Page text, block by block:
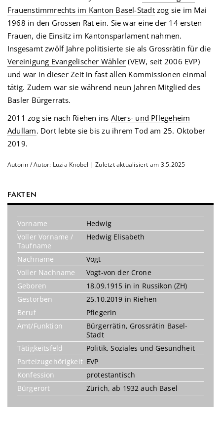
Frauenstimmrechts im Kanton Basel-Stadtzog sie im Mai
1968 in den Grossen Rat ein. Sie war eine der 14 ersten
Frauen, die Einsitz im Kantonsparlament nahmen.
Insgesamt zwölf Jahre politisierte sie als Grossrätin für die
Vereinigung Evangelischer Wähler (VEW, seit 2006 EVP)
und war in dieser Zeit in fast allen Kommissionen einmal
tätig. Zudem war sie während neun Jahren Mitglied des
Basler Bürgerrats.
2011 zog sie nach Riehen ins Alters- und Pflegeheim
Adullam. Dort lebte sie bis zu ihrem Tod am 25. Oktober
2019.
Autorin / Autor: Luzia Knobel | Zuletzt aktualisiert am 3.5.2025
FAKTEN
Vorname
Hedwig
Voller Vorname /
Taufname
Hedwig Elisabeth
Nachname
Vogt
Voller Nachname
Vogt-von der Crone
Geboren
18.09.1915 in in Russikon (ZH)
Gestorben
25.10.2019 in Riehen
Beruf
Pflegerin
Amt/Funktion
Bürgerrätin, Grossrätin Basel-
Stadt
Tätigkeitsfeld
Politik,Soziales und Gesundheit
Parteizugehörigkeit EVP
Konfession
protestantisch
Bürgerort
Zürich, ab 1932 auch Basel